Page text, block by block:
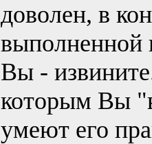
доволен, в
выполненной
Вы -
которым Вы
умеют его